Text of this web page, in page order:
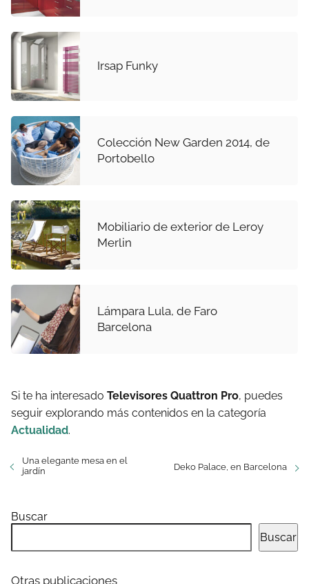
Irsap Funky
Colección New Garden 2014, de
Portobello
Mobiliario de exterior de Leroy
Merlin
Lámpara Lula, de Faro
Barcelona
Si te ha interesado Televisores Quattron Pro, puedes
seguir explorando más contenidos en la categoría
Actualidad.
Una elegante mesa en el
jardín
Deko Palace, en Barcelona
Buscar
Buscar
Otras publicaciones